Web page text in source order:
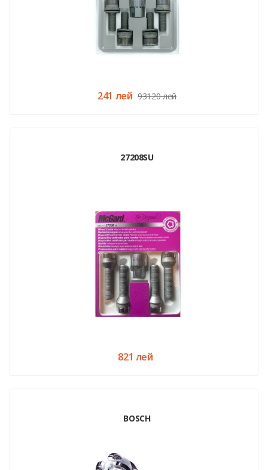
241 лей 93120 лей
27208SU
821 лей
BOSCH